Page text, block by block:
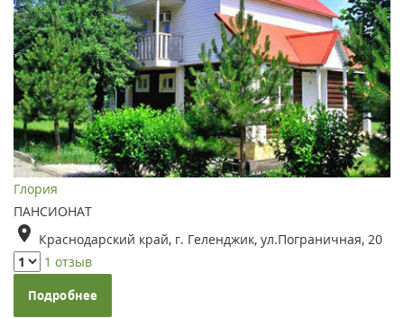
Глория
ПАНСИОНАТ
Краснодарский край, г. Геленджик, ул.Пограничная, 20
1 отзыв
Подробнее